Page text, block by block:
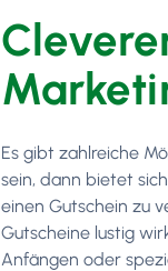
Es gibt zahlreiche
sein, dann bietet
einen Gutschein zu
Gutscheine lustig
Anfängen oder